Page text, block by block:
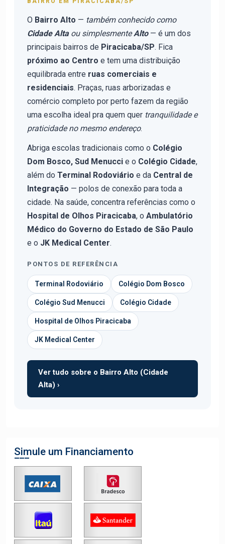
O Bairro Alto — também conhecido como
Cidade Altaou simplesmenteAlto— é um dos
principais bairros de Piracicaba/SP. Fica
próximo ao Centro e tem uma distribuição
equilibrada entre ruas comerciais e
residenciais. Praças, ruas arborizadas e
comércio completo por perto fazem da região
uma escolha ideal pra quem quer tranquilidade e
praticidade no mesmo endereço.
Abriga escolas tradicionais como o Colégio
Dom Bosco, Sud Menucci e o Colégio Cidade,
além do Terminal Rodoviário e da Central de
Integração — polos de conexão para toda a
cidade. Na saúde, concentra referências como o
Hospital de Olhos Piracicaba, o Ambulatório
Médico do Governo do Estado de São Paulo
e o JK Medical Center.
PONTOS DE REFERÊNCIA
Terminal Rodoviário Colégio Dom Bosco
Colégio Sud Menucci Colégio Cidade
Hospital de Olhos Piracicaba
JK Medical Center
Ver tudo sobre o Bairro Alto (Cidade
Alta) ›
Simule um Financiamento